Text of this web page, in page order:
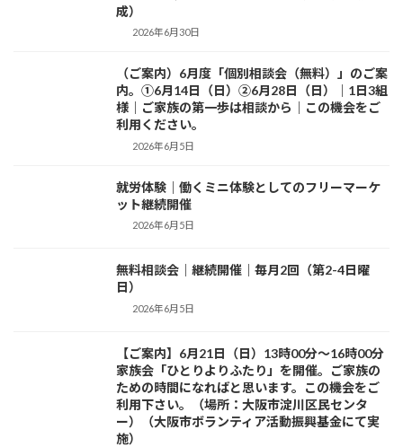
成）
2026年6月30日
（ご案内）6月度「個別相談会（無料）」のご案
内。①6月14日（日）②6月28日（日）｜1日3組
様｜ご家族の第一歩は相談から｜この機会をご
利用ください。
2026年6月5日
就労体験｜働くミニ体験としてのフリーマーケ
ット継続開催
2026年6月5日
無料相談会｜継続開催｜毎月2回（第2-4日曜
日）
2026年6月5日
【ご案内】6月21日（日）13時00分～16時00分
家族会「ひとりよりふたり」を開催。ご家族の
ための時間になればと思います。この機会をご
利用下さい。（場所：大阪市淀川区民センタ
ー）（大阪市ボランティア活動振興基金にて実
施）